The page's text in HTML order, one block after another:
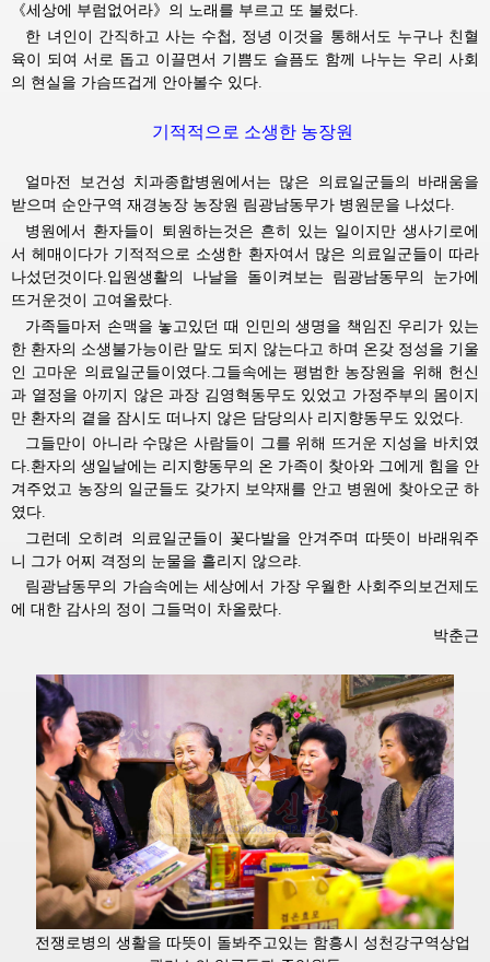
《세상에 부럼없어라》의 노래를 부르고 또 불렀다.
한 녀인이 간직하고 사는 수첩, 정녕 이것을 통해서도 누구나 친혈
육이 되여 서로 돕고 이끌면서 기쁨도 슬픔도 함께 나누는 우리 사회
의 현실을 가슴뜨겁게 안아볼수 있다.
기적적으로 소생한 농장원
얼마전 보건성 치과종합병원에서는 많은 의료일군들의 바래움을
받으며 순안구역 재경농장 농장원 림광남동무가 병원문을 나섰다.
병원에서 환자들이 퇴원하는것은 흔히 있는 일이지만 생사기로에
서 헤매이다가 기적적으로 소생한 환자여서 많은 의료일군들이 따라
나섰던것이다.입원생활의 나날을 돌이켜보는 림광남동무의 눈가에
뜨거운것이 고여올랐다.
가족들마저 손맥을 놓고있던 때 인민의 생명을 책임진 우리가 있는
한 환자의 소생불가능이란 말도 되지 않는다고 하며 온갖 정성을 기울
인 고마운 의료일군들이였다.그들속에는 평범한 농장원을 위해 헌신
과 열정을 아끼지 않은 과장 김영혁동무도 있었고 가정주부의 몸이지
만 환자의 곁을 잠시도 떠나지 않은 담당의사 리지향동무도 있었다.
그들만이 아니라 수많은 사람들이 그를 위해 뜨거운 지성을 바치였
다.환자의 생일날에는 리지향동무의 온 가족이 찾아와 그에게 힘을 안
겨주었고 농장의 일군들도 갖가지 보약재를 안고 병원에 찾아오군 하
였다.
그런데 오히려 의료일군들이 꽃다발을 안겨주며 따뜻이 바래워주
니 그가 어찌 격정의 눈물을 흘리지 않으랴.
림광남동무의 가슴속에는 세상에서 가장 우월한 사회주의보건제도
에 대한 감사의 정이 그들먹이 차올랐다.
박춘근
전쟁로병의 생활을 따뜻이 돌봐주고있는 함흥시 성천강구역상업